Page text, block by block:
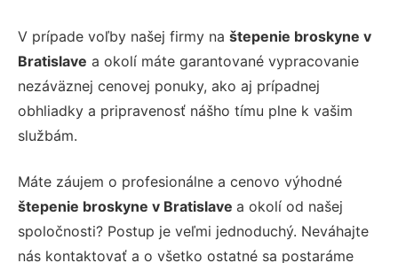
V prípade voľby našej firmy na štepenie broskyne v
Bratislave a okolí máte garantované vypracovanie
nezáväznej cenovej ponuky, ako aj prípadnej
obhliadky a pripravenosť nášho tímu plne k vašim
službám.
Máte záujem o profesionálne a cenovo výhodné
štepenie broskyne v Bratislave a okolí od našej
spoločnosti? Postup je veľmi jednoduchý. Neváhajte
nás kontaktovať a o všetko ostatné sa postaráme